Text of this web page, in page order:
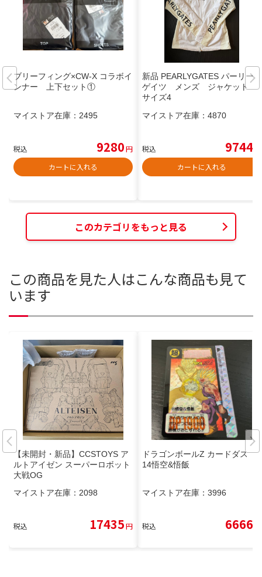
ブリーフィング×CW-X コラボイ
ンナー 上下セット①
マイストア在庫： 2495
税込 9280円
カートに入れる
新品 PEARLYGATES パーリー
ゲイツ メンズ ジャケット
サイズ4
マイストア在庫： 4870
税込 9744
カートに入れる
このカテゴリをもっと見る
この商品を見た人はこんな商品も見て
います
【未開封・新品】CCSTOYS ア
ルトアイゼン スーパーロボット
大戦OG
マイストア在庫： 2098
税込 17435円
ドラゴンボールZ カードダス 6
14悟空&悟飯
マイストア在庫： 3996
税込 6666